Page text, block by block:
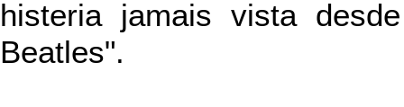
histeria jamais vista
Beatles".